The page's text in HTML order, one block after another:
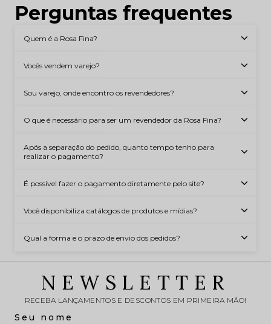
Perguntas frequentes
Quem é a Rosa Fina?
Vocês vendem varejo?
Sou varejo, onde encontro os revendedores?
O que é necessário para ser um revendedor da Rosa Fina?
Após a separação do pedido, quanto tempo tenho para
realizar o pagamento?
É possível fazer o pagamento diretamente pelo site?
Você disponibiliza catálogos de produtos e mídias?
Qual a forma e o prazo de envio dos pedidos?
NEWSLETTER
RECEBA LANÇAMENTOS E DESCONTOS EM PRIMEIRA MÃO!